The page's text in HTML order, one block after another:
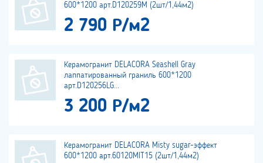
600*1200 арт.D120259M (2шт/1,44м2)
2 790 Р/м2
Керамогранит DELACORA Seashell Gray
лаппатированный граниль 600*1200
арт.D120256LG...
3 200 Р/м2
Керамогранит DELACORA Misty sugar-эффект
600*1200 арт.60120MIT15 (2шт/1,44м2)